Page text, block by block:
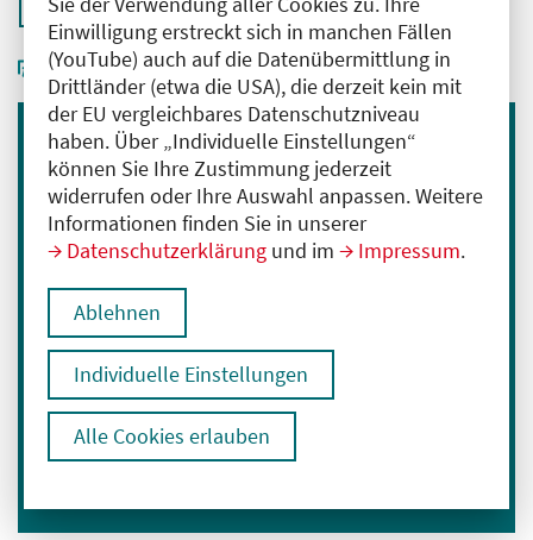
Einwilligung erstreckt sich in manchen Fällen
(YouTube) auch auf die Datenübermittlung in
Drittländer (etwa die USA), die derzeit kein mit
der EU vergleichbares Datenschutzniveau
haben. Über „Individuelle Einstellungen“
können Sie Ihre Zustimmung jederzeit
widerrufen oder Ihre Auswahl anpassen. Weitere
Informationen finden Sie in unserer
Datenschutzerklärung und im Impressum.
Ablehnen
Individuelle Einstellungen
Alle Cookies erlauben
Immer informiert bleiben
Melden Sie sich für unseren Newsletter an:
E-Mail-Adresse eingeben
Ich bin mit der Verarbeitung meiner Daten
zum Erhalt des Newsletters einverstanden.
Hier geht es zu unserer
Datenschutzerklärung.
Anmelden